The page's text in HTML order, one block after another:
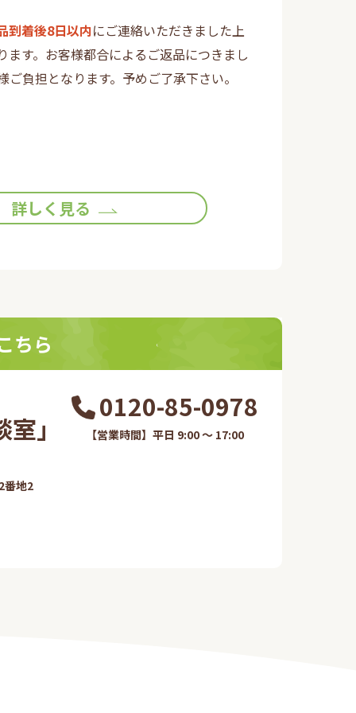
到着後8日以内にご連絡いただきました上
ます。お客様都合によるご返品につきまし
ご負担となります。予めご了承下さい。
詳しく見る
ちら
」
0120-85-0978
【営業時間】平日 9:00 ～ 17:00
番地2​